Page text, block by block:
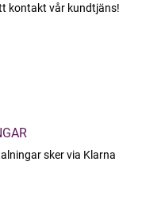
kontakt vår kundtjäns!
sker via Klarna